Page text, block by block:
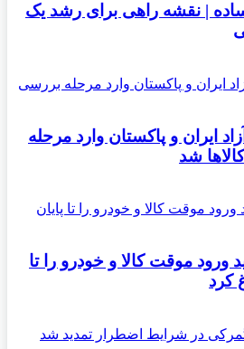
۷ اقدام ساده | نقشه راهی برای رشد یک
ایران و پاکستان وارد مرحله
شد
ورود موقت کالا و خودرو را تا
کرد